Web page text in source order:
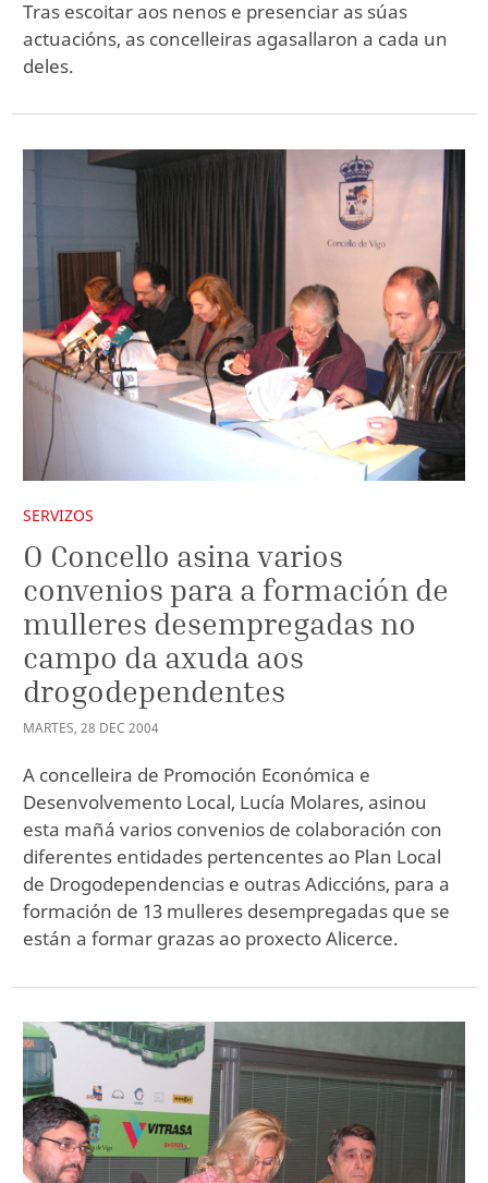
Tras escoitar aos nenos e presenciar as súas
actuacións, as concelleiras agasallaron a cada un
deles.
SERVIZOS
O Concello asina varios
convenios para a formación de
mulleres desempregadas no
campo da axuda aos
drogodependentes
MARTES, 28 DEC 2004
A concelleira de Promoción Económica e
Desenvolvemento Local, Lucía Molares, asinou
esta mañá varios convenios de colaboración con
diferentes entidades pertencentes ao Plan Local
de Drogodependencias e outras Adiccións, para a
formación de 13 mulleres desempregadas que se
están a formar grazas ao proxecto Alicerce.